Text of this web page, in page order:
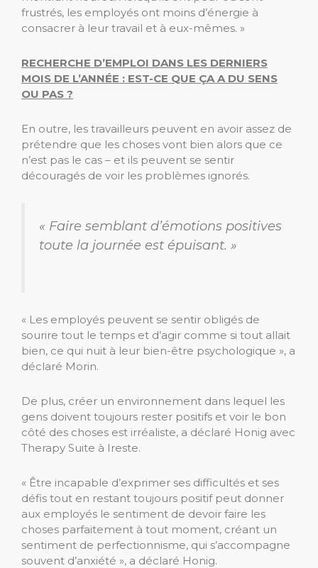
frustrés, les employés ont moins d’énergie à
consacrer à leur travail et à eux-mêmes. »
RECHERCHE D’EMPLOI DANS LES DERNIERS
MOIS DE L’ANNÉE : EST-CE QUE ÇA A DU SENS
OU PAS ?
En outre, les travailleurs peuvent en avoir assez de
prétendre que les choses vont bien alors que ce
n’est pas le cas – et ils peuvent se sentir
découragés de voir les problèmes ignorés.
« Faire semblant d’émotions positives
toute la journée est épuisant. »
« Les employés peuvent se sentir obligés de
sourire tout le temps et d’agir comme si tout allait
bien, ce qui nuit à leur bien-être psychologique », a
déclaré Morin.
De plus, créer un environnement dans lequel les
gens doivent toujours rester positifs et voir le bon
côté des choses est irréaliste, a déclaré Honig avec
Therapy Suite à Ireste.
« Être incapable d’exprimer ses difficultés et ses
défis tout en restant toujours positif peut donner
aux employés le sentiment de devoir faire les
choses parfaitement à tout moment, créant un
sentiment de perfectionnisme, qui s’accompagne
souvent d’anxiété », a déclaré Honig.